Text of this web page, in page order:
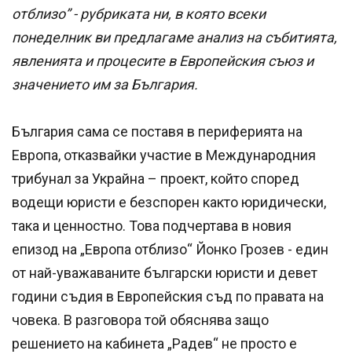
отблизо” - рубриката ни, в която всеки
понеделник ви предлагаме анализ на събитията,
явленията и процесите в Европейския съюз и
значението им за България.
България сама се поставя в периферията на
Европа, отказвайки участие в Международния
трибунал за Украйна – проект, който според
водещи юристи е безспорен както юридически,
така и ценностно. Това подчертава в новия
епизод на „Европа отблизо“ Йонко Грозев - един
от най-уважаваните български юристи и девет
години съдия в Европейския съд по правата на
човека. В разговора той обяснява защо
решението на кабинета „Радев“ не просто е